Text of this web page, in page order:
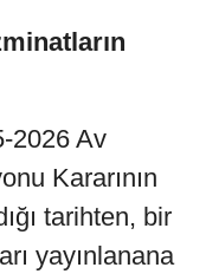
2026 Av
Kararının
tarihten, bir
yayınlanana